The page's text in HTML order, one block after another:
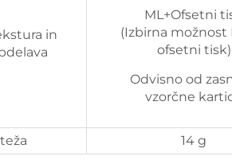
in
ML+Ofsetni
(Izbirna možnost
ofsetni tisk)
Odvisno od
vzorčne
14 g